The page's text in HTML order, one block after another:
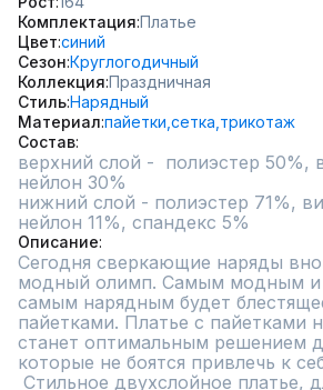
Комплектация Платье
Цвет синий
Сезон Круглогодичный
Коллекция Праздничная
СтильНарядный
Материал пайетки, сетка, трикотаж
Состав
верхний слой -  полиэстер 50%,
нейлон 30%
нижний слой - полиэстер 71%,
нейлон 11%, спандекс 5%
Описание
Сегодня сверкающие наряды
модный олимп. Самым модным и
самым нарядным будет
пайетками. Платье с пайетками
станет оптимальным решением
которые не боятся привлечь к